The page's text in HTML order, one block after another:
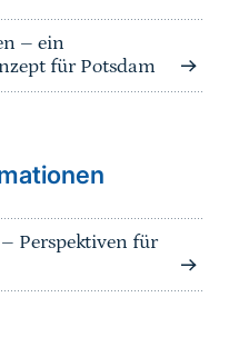
– ein
für Potsdam
Perspektiven für